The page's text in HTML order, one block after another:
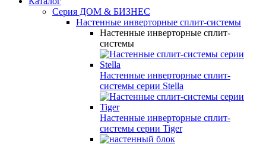
Серия ДОМ & БИЗНЕС
Настенные инверторные сплит-системы
Настенные инверторные сплит-
системы
Настенные инверторные сплит-
системы серии Stella
Настенные инверторные сплит-
системы серии Tiger